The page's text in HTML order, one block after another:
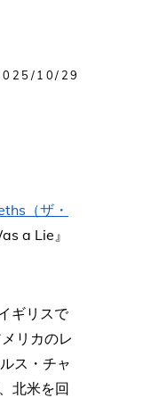
10/29
（ザ・
a Lie』
ギリスで
リカのレ
ス・チャ
北米を回